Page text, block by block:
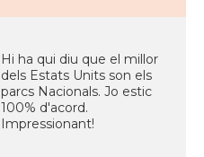
Hi ha qui diu que el millor
dels Estats Units son els
parcs Nacionals. Jo estic
100% d'acord.
Impressionant!